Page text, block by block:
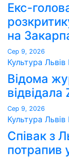
Екс-
на
Сер 9, 2026
Культура Львів
Відома
Сер 9, 2026
Культура Львів
Співак з
потрапив